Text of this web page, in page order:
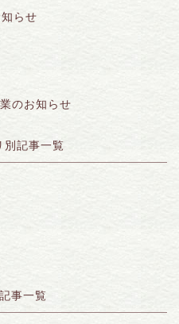
らせ
のお知らせ
別記事一覧
事一覧